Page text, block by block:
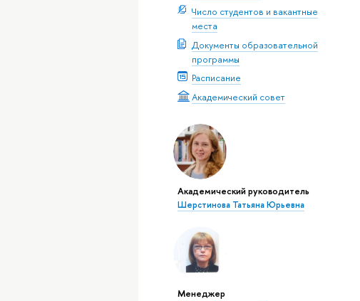
Число студентов и вакантные
места
Документы образовательной
программы
Расписание
Академический совет
Академический руководитель
Шерстинова Татьяна Юрьевна
Менеджер